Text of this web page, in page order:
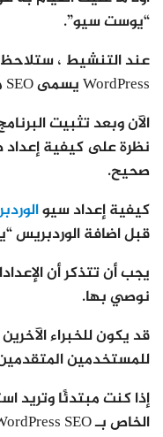
“يوست سيو”.
عند التنشيط ،
WordPress يسمى SEO مع شعار Yoast SEO.
الآن وبعد تثبيت
نظرة على كيفية إعداد
صحيح.
كيفية إعداد سيو
قبل اضافة الوردبريس
يجب أن تتذكر أن
نوصي بها.
قد يكون للخبراء
للمستخدمين